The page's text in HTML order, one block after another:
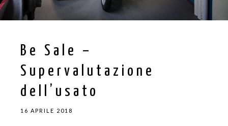
Be Sale –
Supervalutazione
dell’usato
16 APRILE 2018